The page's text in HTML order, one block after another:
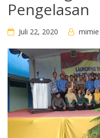
Pengelasan
Juli 22, 2020 mimie